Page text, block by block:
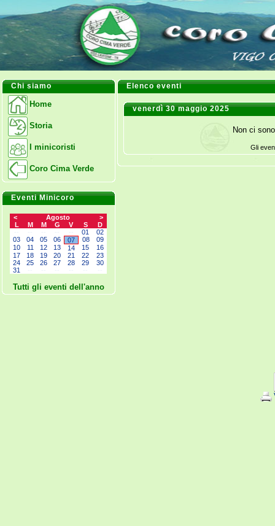
Chi siamo
Home
Storia
I minicoristi
Coro Cima Verde
Eventi Minicoro
< Agosto
>
L
M M G V S
D
01
02
03
04 05 06 07 08
09
10
11 12 13 14 15
16
17
18 19 20 21 22
23
24
25 26 27 28 29
30
31
Tutti gli eventi dell'anno
Elenco eventi
venerdì 30 maggio 2025
Non ci
Gli